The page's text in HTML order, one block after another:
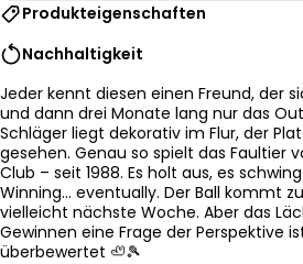
Produkteigenschaften
Nachhaltigkeit
Jeder kennt diesen einen Freund, der
und dann drei Monate lang nur das
Schläger liegt dekorativ im Flur, der
gesehen. Genau so spielt das Faultier
Club – seit 1988. Es holt aus, es
Winning… eventually. Der Ball kommt
vielleicht nächste Woche. Aber das
Gewinnen eine Frage der Perspektive
überbewertet 🦥🎾